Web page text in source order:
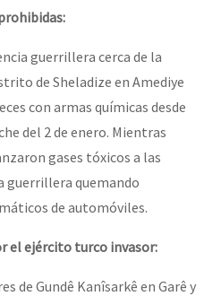
guerrillera cerca de la
de Sheladize en Amediye
con armas químicas desde
del 2 de enero. Mientras
gases tóxicos a las
guerrillera quemando
de automóviles.
el ejército turco invasor:
de Gundê Kanîsarkê en Garê y